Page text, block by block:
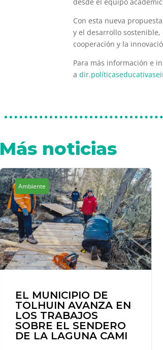
Con esta nueva
y el desarrollo
cooperación y la
Para más información e
a
Más noticias
Ambiente
EL MUNICIPIO DE
TOLHUIN AVANZA EN
LOS TRABAJOS
SOBRE EL SENDERO
DE LA LAGUNA CAMI